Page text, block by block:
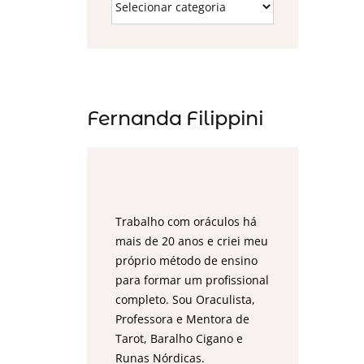
Fernanda Filippini
Trabalho com oráculos há
mais de 20 anos e criei meu
próprio método de ensino
para formar um profissional
completo. Sou Oraculista,
Professora e Mentora de
Tarot, Baralho Cigano e
Runas Nórdicas.